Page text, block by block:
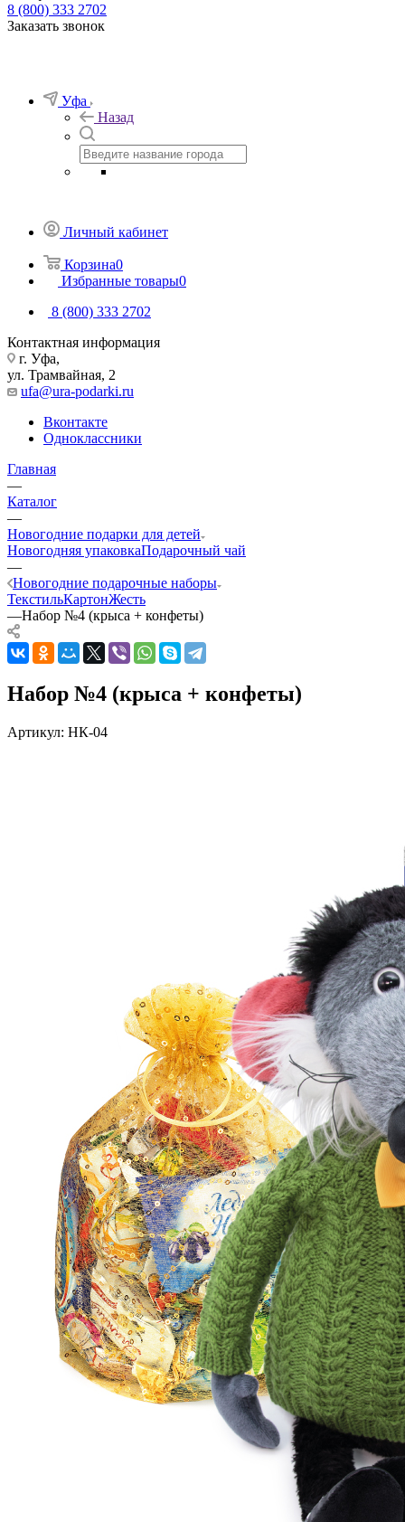
8 (800) 333 2702
Заказать звонок
Уфа
Назад
Личный кабинет
Корзина0
Избранные товары0
8 (800) 333 2702
Контактная информация
г. Уфа,
ул. Трамвайная, 2
ufa@ura-podarki.ru
Вконтакте
Одноклассники
Главная
—
Каталог
—
Новогодние подарки для детей
Новогодняя упаковкаПодарочный чай
—
Новогодние подарочные наборы
ТекстильКартонЖесть
—Набор №4 (крыса + конфеты)
Набор №4 (крыса + конфеты)
Артикул: НК-04